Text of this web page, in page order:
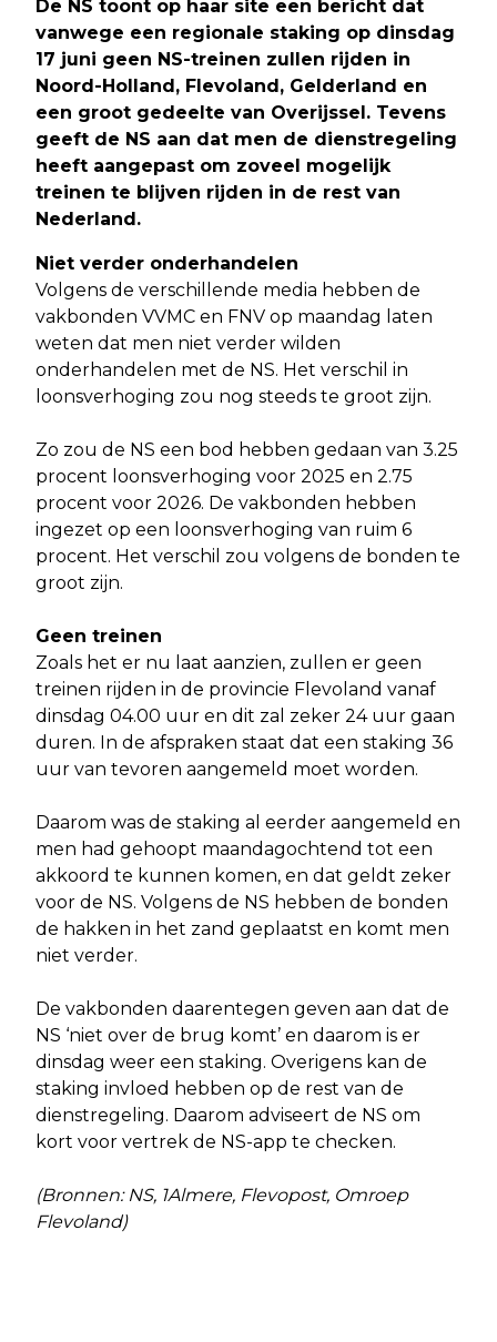
De NS toont op haar site een bericht dat
vanwege een regionale staking op dinsdag
17 juni geen NS-treinen zullen rijden in
Noord-Holland, Flevoland, Gelderland en
een groot gedeelte van Overijssel. Tevens
geeft de NS aan dat men de dienstregeling
heeft aangepast om zoveel mogelijk
treinen te blijven rijden in de rest van
Nederland.
Niet verder onderhandelen
Volgens de verschillende media hebben de
vakbonden VVMC en FNV op maandag laten
weten dat men niet verder wilden
onderhandelen met de NS. Het verschil in
loonsverhoging zou nog steeds te groot zijn.
Zo zou de NS een bod hebben gedaan van 3.25
procent loonsverhoging voor 2025 en 2.75
procent voor 2026. De vakbonden hebben
ingezet op een loonsverhoging van ruim 6
procent. Het verschil zou volgens de bonden te
groot zijn.
Geen treinen
Zoals het er nu laat aanzien, zullen er geen
treinen rijden in de provincie Flevoland vanaf
dinsdag 04.00 uur en dit zal zeker 24 uur gaan
duren. In de afspraken staat dat een staking 36
uur van tevoren aangemeld moet worden.
Daarom was de staking al eerder aangemeld en
men had gehoopt maandagochtend tot een
akkoord te kunnen komen, en dat geldt zeker
voor de NS. Volgens de NS hebben de bonden
de hakken in het zand geplaatst en komt men
niet verder.
De vakbonden daarentegen geven aan dat de
NS ‘niet over de brug komt’ en daarom is er
dinsdag weer een staking. Overigens kan de
staking invloed hebben op de rest van de
dienstregeling. Daarom adviseert de NS om
kort voor vertrek de NS-app te checken.
(Bronnen: NS, 1Almere, Flevopost, Omroep
Flevoland)